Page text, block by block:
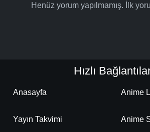
Henüz yorum yapılmamış. İlk
Hızlı
Anasayfa Anime
Yayın Takvimi Anime